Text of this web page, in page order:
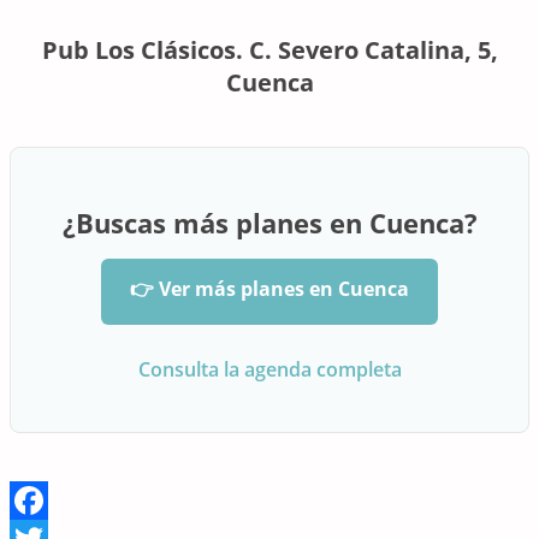
Pub Los Clásicos. C. Severo Catalina, 5,
Cuenca
¿Buscas más planes en Cuenca?
👉 Ver más planes en Cuenca
Consulta la agenda completa